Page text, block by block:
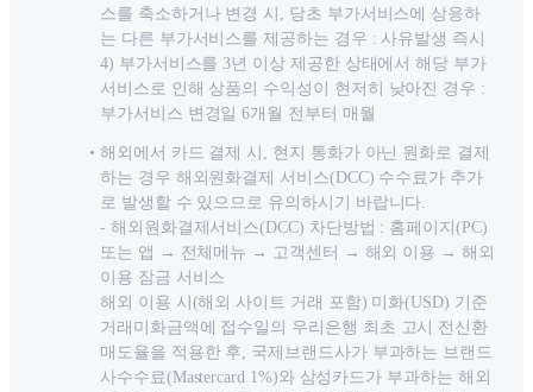
스를 축소하거나 변경 시, 당초 부가서비스에 상응하
는 다른 부가서비스를 제공하는 경우 : 사유발생 즉시
4) 부가서비스를 3년 이상 제공한 상태에서 해당 부가
서비스로 인해 상품의 수익성이 현저히 낮아진 경우 :
부가서비스 변경일 6개월 전부터 매월
해외에서 카드 결제 시, 현지 통화가 아닌 원화로 결제
하는 경우 해외원화결제 서비스(DCC) 수수료가 추가
로 발생할 수 있으므로 유의하시기 바랍니다.
- 해외원화결제서비스(DCC) 차단방법 : 홈페이지(PC)
또는 앱 → 전체메뉴 → 고객센터 → 해외 이용 → 해외
이용 잠금 서비스
해외 이용 시(해외 사이트 거래 포함) 미화(USD) 기준
거래미화금액에 접수일의 우리은행 최초 고시 전신환
매도율을 적용한 후, 국제브랜드사가 부과하는 브랜드
사수수료(Mastercard 1%)와 삼성카드가 부과하는 해외